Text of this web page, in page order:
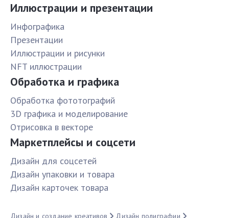
Иллюстрации и презентации
Инфографика
Презентации
Иллюстрации и рисунки
NFT иллюстрации
Обработка и графика
Обработка фототографий
3D графика и моделирование
Отрисовка в векторе
Маркетплейсы и соцсети
Дизайн для соцсетей
Дизайн упаковки и товара
Дизайн карточек товара
Дизайн и создание креативов
Дизайн полиграфии